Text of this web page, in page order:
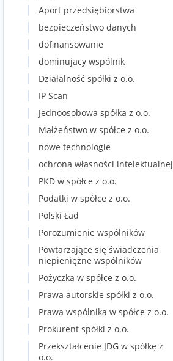
Aport przedsiębiorstwa
bezpieczeństwo danych
dofinansowanie
dominujacy wspólnik
Działalność spółki z o.o.
IP Scan
Jednoosobowa spółka z o.o.
Małżeństwo w spółce z o.o.
nowe technologie
ochrona własności intelektualnej
PKD w spółce z o.o.
Podatki w spółce z o.o.
Polski Ład
Porozumienie wspólników
Powtarzające się świadczenia
niepieniężne wspólników
Pożyczka w spółce z o.o.
Prawa autorskie spółki z o.o.
Prawa wspólnika w spółce z o.o.
Prokurent spółki z o.o.
Przekształcenie JDG w spółkę z
o.o.